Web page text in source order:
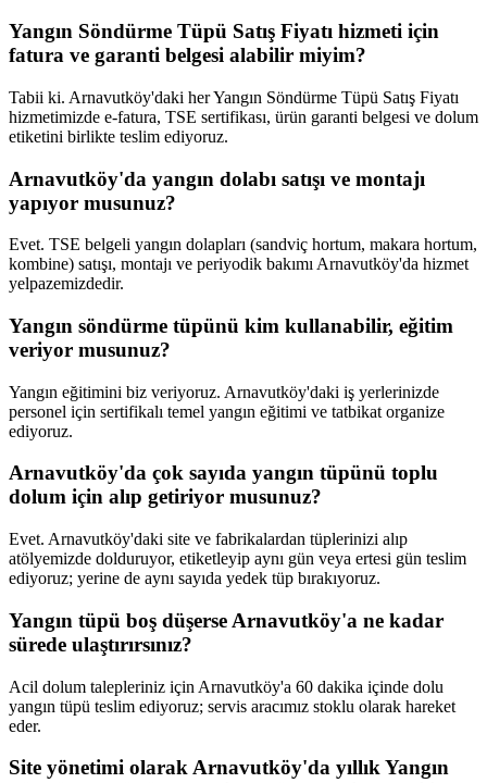
Yangın Söndürme Tüpü Satış Fiyatı hizmeti için
fatura ve garanti belgesi alabilir miyim?
Tabii ki. Arnavutköy'daki her Yangın Söndürme Tüpü Satış Fiyatı
hizmetimizde e-fatura, TSE sertifikası, ürün garanti belgesi ve dolum
etiketini birlikte teslim ediyoruz.
Arnavutköy'da yangın dolabı satışı ve montajı
yapıyor musunuz?
Evet. TSE belgeli yangın dolapları (sandviç hortum, makara hortum,
kombine) satışı, montajı ve periyodik bakımı Arnavutköy'da hizmet
yelpazemizdedir.
Yangın söndürme tüpünü kim kullanabilir, eğitim
veriyor musunuz?
Yangın eğitimini biz veriyoruz. Arnavutköy'daki iş yerlerinizde
personel için sertifikalı temel yangın eğitimi ve tatbikat organize
ediyoruz.
Arnavutköy'da çok sayıda yangın tüpünü toplu
dolum için alıp getiriyor musunuz?
Evet. Arnavutköy'daki site ve fabrikalardan tüplerinizi alıp
atölyemizde dolduruyor, etiketleyip aynı gün veya ertesi gün teslim
ediyoruz; yerine de aynı sayıda yedek tüp bırakıyoruz.
Yangın tüpü boş düşerse Arnavutköy'a ne kadar
sürede ulaştırırsınız?
Acil dolum talepleriniz için Arnavutköy'a 60 dakika içinde dolu
yangın tüpü teslim ediyoruz; servis aracımız stoklu olarak hareket
eder.
Site yönetimi olarak Arnavutköy'da yıllık Yangın